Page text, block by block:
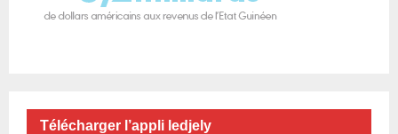
Télécharger l’appli ledjely